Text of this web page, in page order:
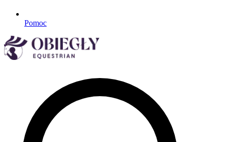
Pomoc